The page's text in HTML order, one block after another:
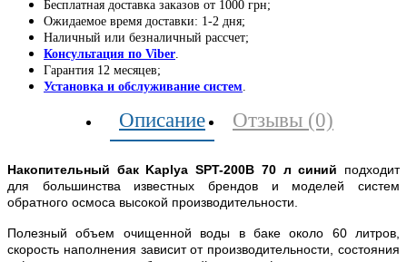
Бесплатная доставка заказов от 1000 грн;
Ожидаемое время доставки: 1-2 дня;
Наличный или безналичный рассчет;
Консультация по Viber
Гарантия 12 месяцев;
Установка и обслуживание систем
Описание Отзывы (0)
Накопительный бак Kaplya SPT-200B 70 л синий подходит
для большинства известных брендов и моделей систем
обратного осмоса высокой производительности.
Полезный объем очищенной воды в баке около 60 литров,
скорость наполнения зависит от производительности, состояния